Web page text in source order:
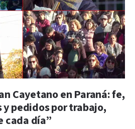
Cayetano en Paraná: fe,
pedidos por trabajo,
cada día”